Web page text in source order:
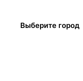
Выберите город